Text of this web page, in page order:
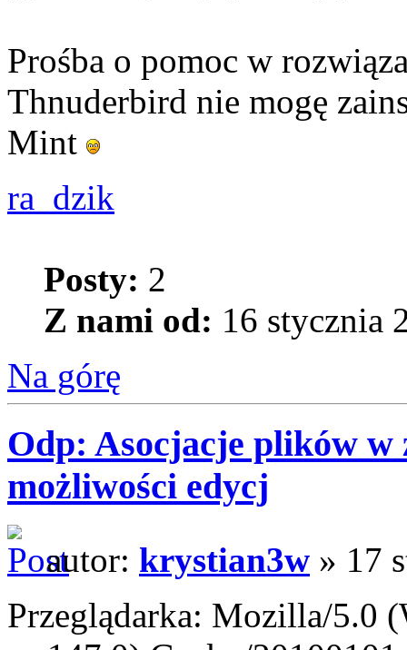
Prośba o pomoc w
Thnuderbird nie mogę
Mint
ra_dzik
Posty: 2
Z nami od: 16 stycznia
Na górę
Odp: Asocjacje plików w
możliwości edycj
autor: krystian3w » 17
Przeglądarka: Mozilla/5.0